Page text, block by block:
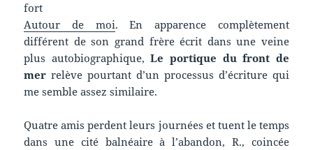
fort
Autour de moi. En apparence complètement
différent de son grand frère écrit dans une veine
plus autobiographique,Le portique du front de
mer relève pourtant d’un processus d’écriture qui
me semble assez similaire.
Quatre amis perdent leurs journées et tuent le temps
dans une cité balnéaire à l’abandon, R., coincée